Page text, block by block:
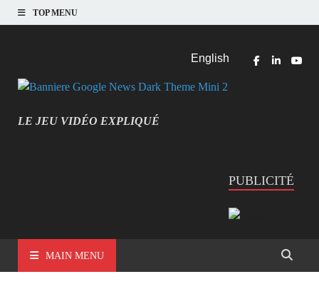
TOP MENU
English
MIEUX COMPRENDRE LES JEUX VIDÉO
LE JEU VIDÉO EXPLIQUÉ
PUBLICITÉ
MAIN MENU